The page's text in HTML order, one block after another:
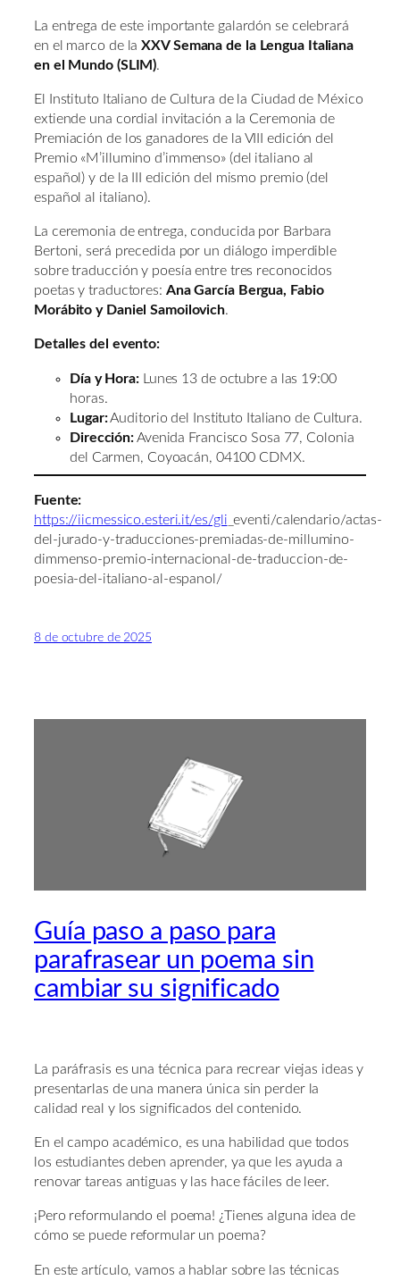
La entrega de este importante galardón se celebrará
en el marco de laXXV Semana de la Lengua Italiana
en el Mundo (SLIM).
El Instituto Italiano de Cultura de la Ciudad de México
extiende una cordial invitación a la Ceremonia de
Premiación de los ganadores de la VIII edición del
Premio «M’illumino d’immenso» (del italiano al
español) y de la III edición del mismo premio (del
español al italiano).
La ceremonia de entrega, conducida por Barbara
Bertoni, será precedida por un diálogo imperdible
sobre traducción y poesía entre tres reconocidos
poetas y traductores: Ana García Bergua, Fabio
Morábito y Daniel Samoilovich.
Detalles del evento:
Día y Hora:Lunes 13 de octubre a las 19:00
horas.
Lugar:Auditorio del Instituto Italiano de Cultura.
Dirección:Avenida Francisco Sosa 77, Colonia
del Carmen, Coyoacán, 04100 CDMX.
Fuente:
https://iicmessico.esteri.it/es/gli _eventi/calendario/actas-
del-jurado-y-traducciones-premiadas-de-millumino-
dimmenso-premio-internacional-de-traduccion-de-
poesia-del-italiano-al-espanol/
8 de octubre de 2025
Guía paso a paso para
parafrasear un poema sin
cambiar su significado
La paráfrasis es una técnica para recrear viejas ideas y
presentarlas de una manera única sin perder la
calidad real y los significados del contenido.
En el campo académico, es una habilidad que todos
los estudiantes deben aprender, ya que les ayuda a
renovar tareas antiguas y las hace fáciles de leer.
¡Pero reformulando el poema! ¿Tienes alguna idea de
cómo se puede reformular un poema?
En este artículo, vamos a hablar sobre las técnicas